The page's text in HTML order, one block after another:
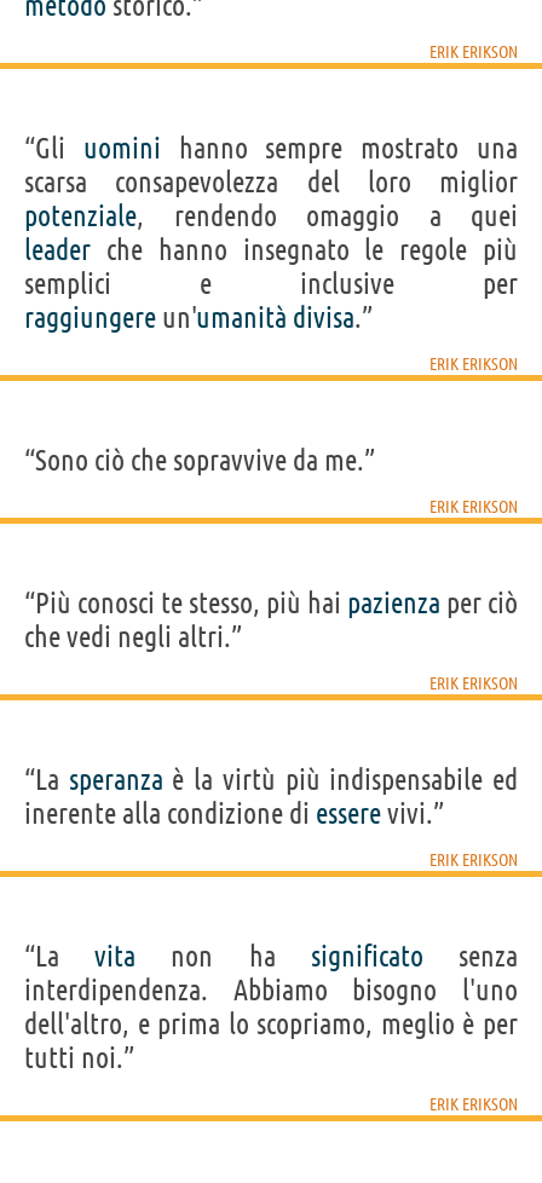
ERIK ERIKSON
“Gli uomini hanno sempre mostrato una
scarsa consapevolezza del loro miglior
potenziale, rendendo omaggio a quei
leader che hanno insegnato le regole più
semplici e inclusive per
raggiungere un'umanità divisa.”
ERIK ERIKSON
“Sono ciò che sopravvive da me.”
ERIK ERIKSON
“Più conosci te stesso, più hai pazienza per ciò
che vedi negli altri.”
ERIK ERIKSON
“La speranza è la virtù più indispensabile ed
inerente alla condizione di esserevivi.”
ERIK ERIKSON
“Lavita non ha significato senza
interdipendenza. Abbiamo bisogno l'uno
dell'altro, e prima lo scopriamo, meglio è per
tutti noi.”
ERIK ERIKSON